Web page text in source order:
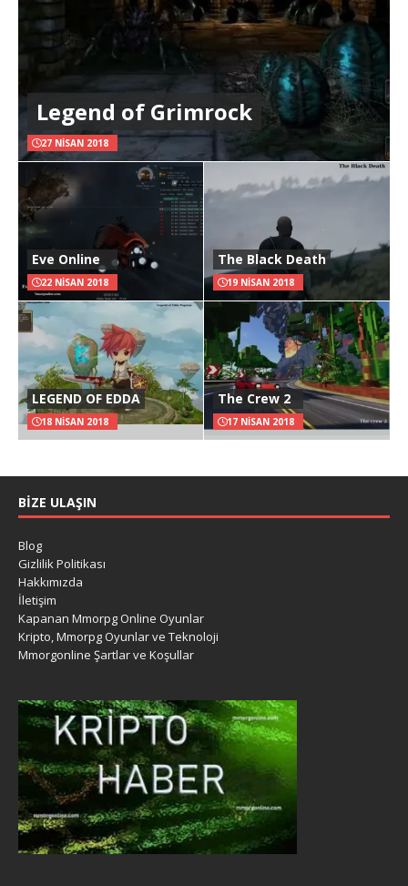
Legend of Grimrock
27 NISAN 2018
Eve Online
22 NISAN 2018
The Black Death
19 NISAN 2018
LEGEND OF EDDA
18 NISAN 2018
The Crew 2
17 NISAN 2018
BIZE ULAŞIN
Blog
Gizlilik Politikası
Hakkımızda
İletişim
Kapanan Mmorpg Online Oyunlar
Kripto, Mmorpg Oyunlar ve Teknoloji
Mmorgonline Şartlar ve Koşullar